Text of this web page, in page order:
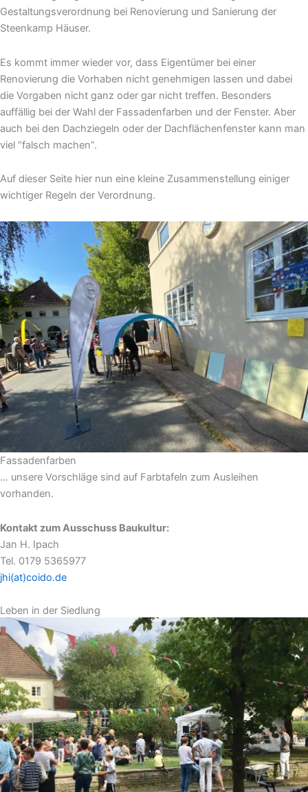
Gestaltungsverordnung bei Renovierung und Sanierung der
Steenkamp Häuser.
Es kommt immer wieder vor, dass Eigentümer bei einer
Renovierung die Vorhaben nicht genehmigen lassen und dabei
die Vorgaben nicht ganz oder gar nicht treffen. Besonders
auffällig bei der Wahl der Fassadenfarben und der Fenster. Aber
auch bei den Dachziegeln oder der Dachflächenfenster kann man
viel “falsch machen”.
Auf dieser Seite hier nun eine kleine Zusammenstellung einiger
wichtiger Regeln der Verordnung.
Fassadenfarben
... unsere Vorschläge sind auf Farbtafeln zum Ausleihen
vorhanden.
Kontakt zum Ausschuss Baukultur:
Jan H. Ipach
Tel. 0179 5365977
jhi(at)coido.de
Leben in der Siedlung